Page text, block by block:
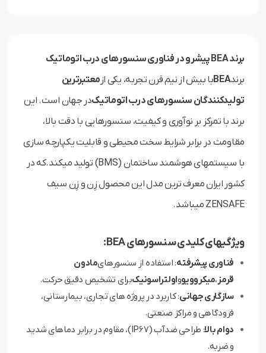
برند BEA پیشرو در فناوری سنسورهای درب اتوماتیک
برندBEAبا بیش از نیم قرن تجربه، یکی از معتبرترین
تولیدکنندگان سنسورهای درب اتوماتیکدر جهان است. این
برند با تمرکز بر نوآوری و کیفیت، سنسورهایی با دقت بالا،
مقاومت در برابر شرایط سخت محیطی و قابلیت یکپارچه سازی
با سیستمهای هوشمند ساختمان (BMS) تولید میکند.که در
کشور ایران معرف ترین مدل این محصول زِن و زِن سیف
ZENSAFE میباشد.
ویژگیهای کلیدی سنسورهای BEA:
فناوری پیشرفته: استفاده از سنسورهایمادون
قرمز ،میکروویوواولتراسونیکبرای تشخیص دقیق حرکت.
سازگاری جهانی: کاربرد در پروژه های تجاری، بیمارستانی،
فرودگاهی و مراکز صنعتی.
دوام بالا
: طراحی ضدآب (IP67)، مقاوم در برابر دماهای شدید
و ضربه.